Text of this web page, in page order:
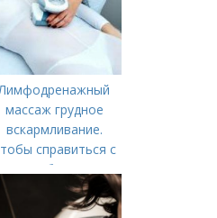
массаж грудное
вскармливание.
справиться с
нагрубанием,
необходимо
предпринять